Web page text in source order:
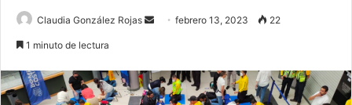
Claudia González Rojas
Sendfebrero 13, 2023 22
1 minuto de lectura